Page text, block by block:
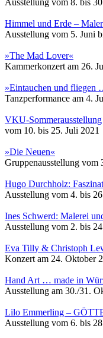
Himmel und Erde –
Ausstellung vom 5. Juni
»The Mad Lover«
Kammerkonzert am 26.
»Eintauchen und fliegen
Tanzperformance am 4.
VKU-Sommerausstellung
vom 10. bis 25. Juli 2021
»Die Neuen«
Gruppenausstellung vom
Hugo Durchholz:
Ausstellung vom 4. bis
Ines Schwerd: Malerei
Ausstellung vom 2. bis
Eva Tilly & Christoph
Konzert am 24. Oktober
Hand Art … made in
Ausstellung am 30./31.
Lilo Emmerling –
Ausstellung vom 6. bis